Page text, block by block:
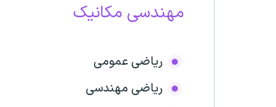
مهندسی مکانیک
ریاضی عمومی
ریاضی مهندسی